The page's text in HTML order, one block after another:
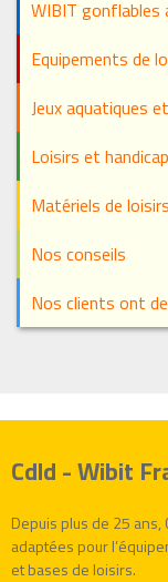
WIBIT gonflables
Equipements de
Jeux aquatiques
Loisirs et handicap
Matériels de
Nos conseils
Nos clients ont
Cdld - Wibit
Depuis plus de 25 ans,
adaptées pour
et bases de loisirs.